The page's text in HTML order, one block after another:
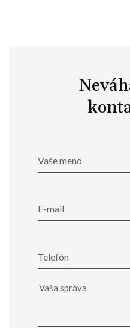
Vaše meno
E-mail
Telefón